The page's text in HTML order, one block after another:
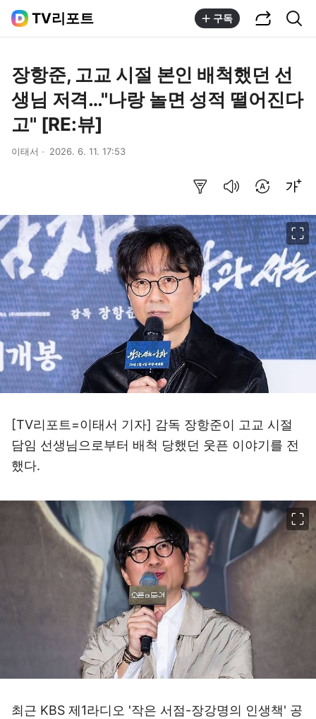
TV리포트 구독
장항준, 고교 시절 본인 배척했던 선
생님 저격…"나랑 놀면 성적 떨어진다
고" [RE:뷰]
이태서 2026. 6. 11. 17:53
[TV리포트=이태서 기자] 감독 장항준이 고교 시절
담임 선생님으로부터 배척 당했던 웃픈 이야기를 전
했다.
최근 KBS 제1라디오 '작은 서점-장강명의 인생책' 공